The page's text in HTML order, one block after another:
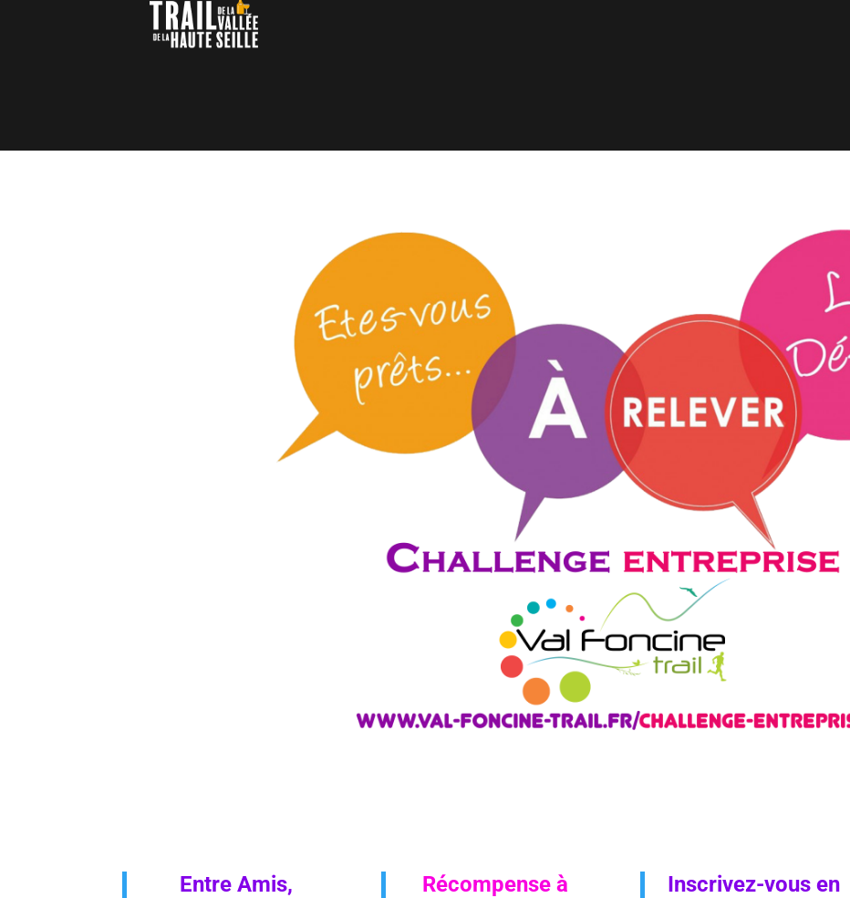
Entre Amis,
Récompense à
Inscrivez-vous en